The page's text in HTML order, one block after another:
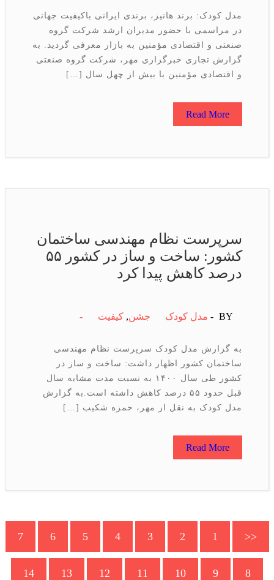
مدل کودک: برند هانیز، برندی ایرانی باکیفیت جهانی
در مراسمی با حضور مدیران ارشد شرکت گروه
صنعتی و اقتصادی مؤمنین به بازار معرفی گردید. به
گزارش تجاری خبرگزاری مهر، شرکت گروه صنعتی
و اقتصادی مؤمنین با بیش از چهل سال […]
Read More
سرپرست نظام مهندسی ساختمان
كشور: ساخت و ساز در کشور ۵۵
درصد کاهش پیدا کرد
مدل کودک جشن,كیفیت -
به گزارش مدل کودک سرپرست نظام مهندسی
ساختمان کشور اظهار داشت: ساخت و ساز در
کشور طی سال ۱۴۰۰ به نسبت مدت مشابه سال
قبل حدود ۵۵ درصد کاهش داشته است.به گزارش
مدل کودک به نقل از مهر، حمزه شکیب […]
Read More